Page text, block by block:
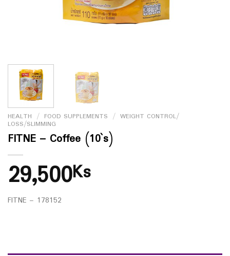
HEALTH / FOOD SUPPLEMENTS / WEIGHT CONTROL/
LOSS/SLIMMING
FITNE – Coffee (10`s)
29,500Ks
FITNE – 178152